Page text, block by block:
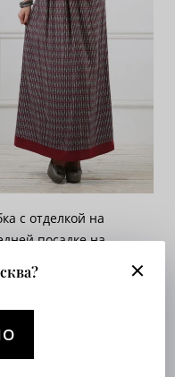
с отделкой на
посадке на
097-345